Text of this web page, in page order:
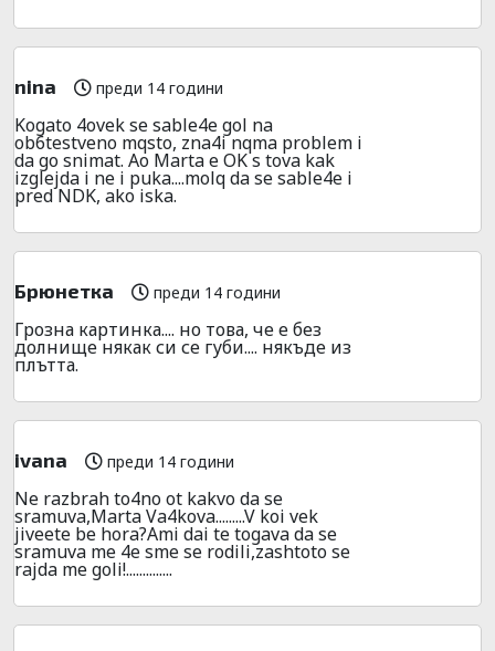
nina преди 14 години
Kogato 4ovek se sable4e gol na
ob6testveno mqsto, zna4i nqma problem i
da go snimat. Ao Marta e OK s tova kak
izglejda i ne i puka....molq da se sable4e i
pred NDK, ako iska.
Брюнетка преди 14 години
Грозна картинка.... но това, че е без
долнище някак си се губи.... някъде из
плътта.
ivana преди 14 години
Ne razbrah to4no ot kakvo da se
sramuva,Marta Va4kova.........V koi vek
jiveete be hora?Ami dai te togava da se
sramuva me 4e sme se rodili,zashtoto se
rajda me goli!..............